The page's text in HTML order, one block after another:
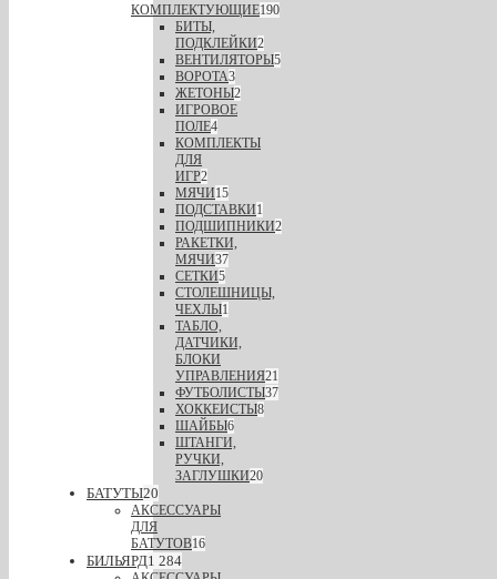
КОМПЛЕКТУЮЩИЕ190
БИТЫ,
ПОДКЛЕЙКИ2
ВЕНТИЛЯТОРЫ5
ВОРОТА3
ЖЕТОНЫ2
ИГРОВОЕ
ПОЛЕ4
КОМПЛЕКТЫ
ДЛЯ
ИГР2
МЯЧИ15
ПОДСТАВКИ1
ПОДШИПНИКИ2
РАКЕТКИ,
МЯЧИ37
СЕТКИ5
СТОЛЕШНИЦЫ,
ЧЕХЛЫ1
ТАБЛО,
ДАТЧИКИ,
БЛОКИ
УПРАВЛЕНИЯ21
ФУТБОЛИСТЫ37
ХОККЕИСТЫ8
ШАЙБЫ6
ШТАНГИ,
РУЧКИ,
ЗАГЛУШКИ20
БАТУТЫ20
АКСЕССУАРЫ
ДЛЯ
БАТУТОВ16
БИЛЬЯРД1 284